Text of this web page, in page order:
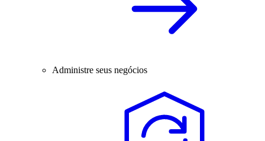
Administre seus negócios